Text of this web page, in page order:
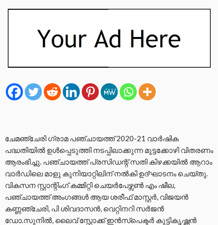
ചേമഞ്ചേരി ഗ്രാമ പഞ്ചായത്ത്‌ 2020-21 വാർഷിക
പദ്ധതിയിൽ ഉൾപ്പെടുത്തി നടപ്പിലാക്കുന്ന മുട്ടക്കോഴി വിതരണം
ആരംഭിച്ചു. പഞ്ചായത്ത്‌ പ്രസിഡന്റ്‌ സതി കിഴക്കയിൽ ആറാം
വാർഡിലെ മാളു കുനിയാറ്റിലിന് നൽകി ഉദ്ഘാടനം ചെയ്തു.
വികസന സ്റ്റാന്റിംഗ് കമ്മിറ്റി ചെയർപേഴ്സൺ എം ഷീല,
പഞ്ചായത്ത് അംഗങ്ങൾ ആയ ശരീഫ് മാസ്റ്റർ, വിജയൻ
കണ്ണഞ്ചേരി, പി ശിവദാസൻ, വെറ്റിനറി സർജൻ
ഡോ.സുനിൽ, ലൈവ് സ്റ്റോക്ക് ഇൻസ്‌പെക്ടർ കുട്ടികൃഷ്ണൻ